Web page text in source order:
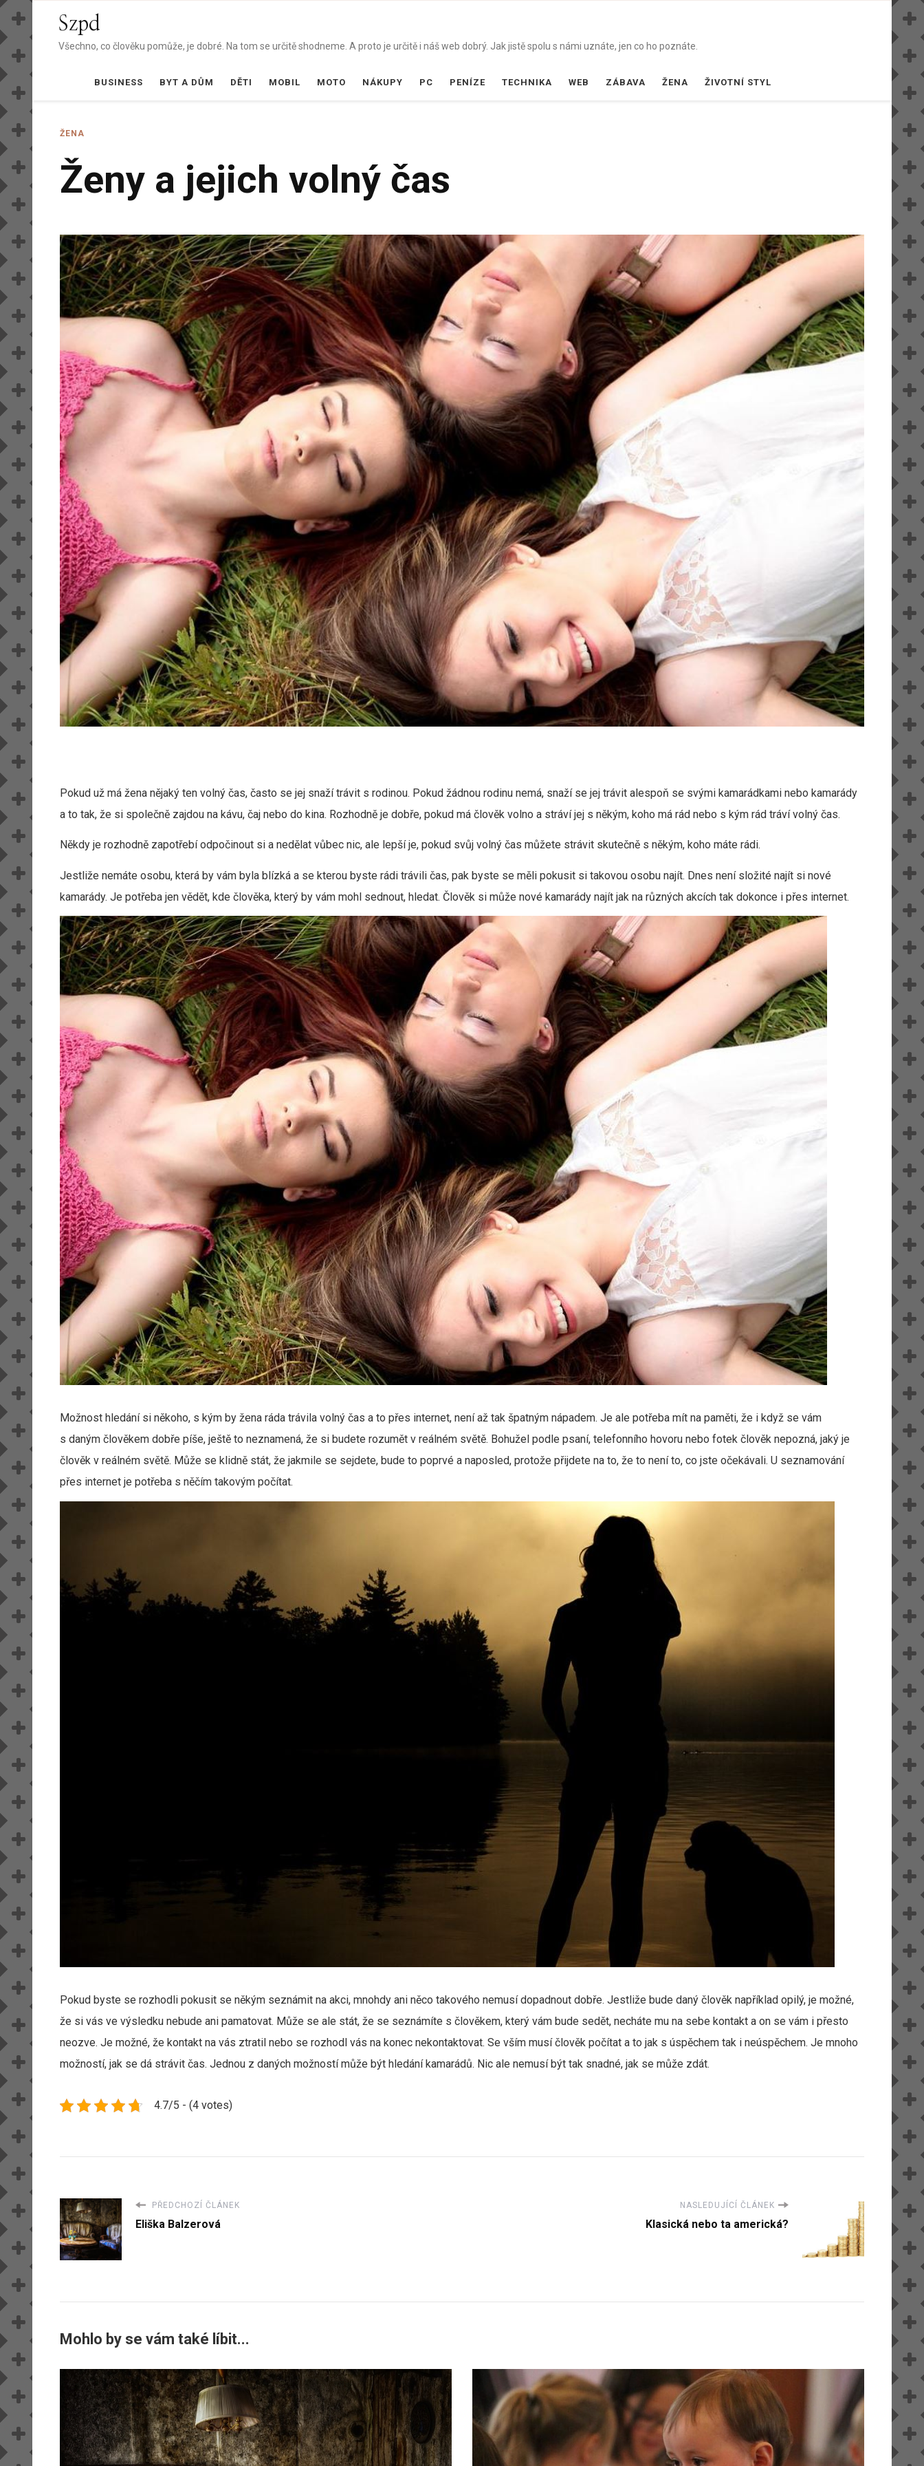
Szpd
Všechno, co člověku pomůže, je dobré. Na tom se určitě shodneme. A proto je určitě i náš web dobrý. Jak jistě spolu s námi uznáte, jen co ho poznáte.
BUSINESS BYT A DŮM DĚTI MOBIL MOTO NÁKUPY PC PENÍZE TECHNIKA WEB ZÁBAVA ŽENA ŽIVOTNÍ STYL
ŽENA
Ženy a jejich volný čas
Pokud už má žena nějaký ten volný čas, často se jej snaží trávit s rodinou. Pokud žádnou rodinu nemá, snaží se jej trávit alespoň se svými kamarádkami nebo kamarády
a to tak, že si společně zajdou na kávu, čaj nebo do kina. Rozhodně je dobře, pokud má člověk volno a stráví jej s někým, koho má rád nebo s kým rád tráví volný čas.
Někdy je rozhodně zapotřebí odpočinout si a nedělat vůbec nic, ale lepší je, pokud svůj volný čas můžete strávit skutečně s někým, koho máte rádi.
Jestliže nemáte osobu, která by vám byla blízká a se kterou byste rádi trávili čas, pak byste se měli pokusit si takovou osobu najít. Dnes není složité najít si nové
kamarády. Je potřeba jen vědět, kde člověka, který by vám mohl sednout, hledat. Člověk si může nové kamarády najít jak na různých akcích tak dokonce i přes internet.
Možnost hledání si někoho, s kým by žena ráda trávila volný čas a to přes internet, není až tak špatným nápadem. Je ale potřeba mít na paměti, že i když se vám
s daným člověkem dobře píše, ještě to neznamená, že si budete rozumět v reálném světě. Bohužel podle psaní, telefonního hovoru nebo fotek člověk nepozná, jaký je
člověk v reálném světě. Může se klidně stát, že jakmile se sejdete, bude to poprvé a naposled, protože přijdete na to, že to není to, co jste očekávali. U seznamování
přes internet je potřeba s něčím takovým počítat.
Pokud byste se rozhodli pokusit se někým seznámit na akci, mnohdy ani něco takového nemusí dopadnout dobře. Jestliže bude daný člověk například opilý, je možné,
že si vás ve výsledku nebude ani pamatovat. Může se ale stát, že se seznámíte s člověkem, který vám bude sedět, necháte mu na sebe kontakt a on se vám i přesto
neozve. Je možné, že kontakt na vás ztratil nebo se rozhodl vás na konec nekontaktovat. Se vším musí člověk počítat a to jak s úspěchem tak i neúspěchem. Je mnoho
možností, jak se dá strávit čas. Jednou z daných možností může být hledání kamarádů. Nic ale nemusí být tak snadné, jak se může zdát.
4.7/5 - (4 votes)
PŘEDCHOZÍ ČLÁNEK
Eliška Balzerová
NASLEDUJÍCÍ ČLÁNEK
Klasická nebo ta americká?
Mohlo by se vám také líbit...